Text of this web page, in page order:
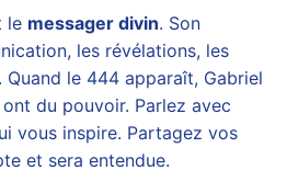
le messager divin. Son
les révélations, les
le 444 apparaît, Gabriel
du pouvoir. Parlez avec
vous inspire. Partagez vos
et sera entendue.